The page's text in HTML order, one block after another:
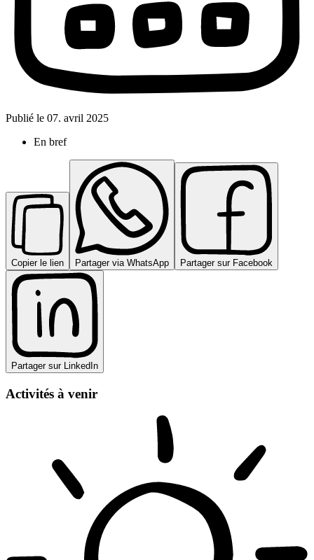
Publié le 07. avril 2025
En bref
Copier le lien Partager via WhatsApp Partager sur Facebook
Partager sur LinkedIn
Activités à venir